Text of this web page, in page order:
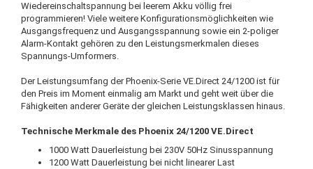
Wiedereinschaltspannung bei leerem Akku völlig frei
programmieren! Viele weitere Konfigurationsmöglichkeiten wie
Ausgangsfrequenz und Ausgangsspannung sowie ein 2-poliger
Alarm-Kontakt gehören zu den Leistungsmerkmalen dieses
Spannungs-Umformers.
Der Leistungsumfang der Phoenix-Serie VE.Direct 24/1200 ist für
den Preis im Moment einmalig am Markt und geht weit über die
Fähigkeiten anderer Geräte der gleichen Leistungsklassen hinaus.
Technische Merkmale des Phoenix 24/1200 VE.Direct
1000 Watt Dauerleistung bei 230V 50Hz Sinusspannung
1200 Watt Dauerleistung bei nicht linearer Last